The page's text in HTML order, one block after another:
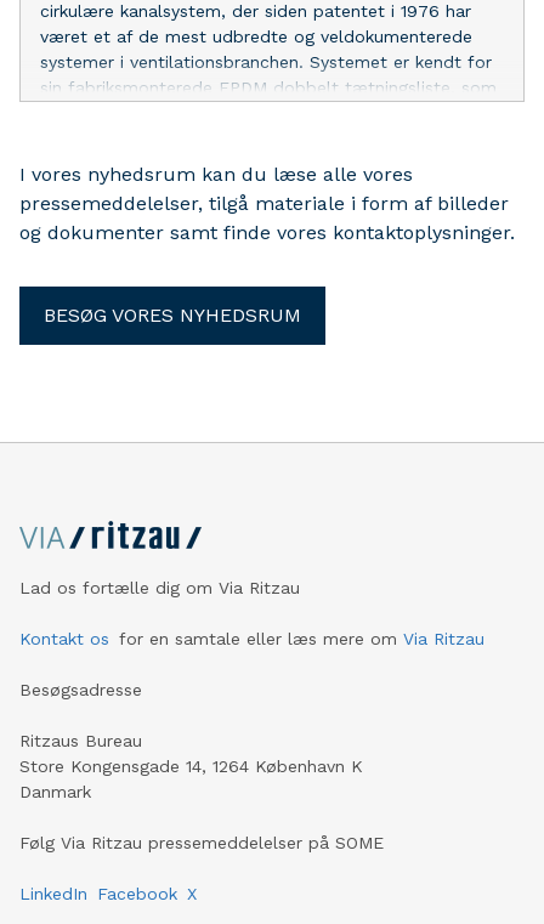
cirkulære kanalsystem, der siden patentet i 1976 har
været et af de mest udbredte og veldokumenterede
systemer i ventilationsbranchen. Systemet er kendt for
sin fabriksmonterede EPDM dobbelt tætningsliste, som
I vores nyhedsrum kan du læse alle vores
pressemeddelelser, tilgå materiale i form af billeder
og dokumenter samt finde vores kontaktoplysninger.
BESØG VORES NYHEDSRUM
Lad os fortælle dig om Via Ritzau
Kontakt os for en samtale eller læs mere om Via Ritzau
Besøgsadresse
Ritzaus Bureau
Store Kongensgade 14, 1264 København K
Danmark
Følg Via Ritzau pressemeddelelser på SOME
LinkedIn Facebook X